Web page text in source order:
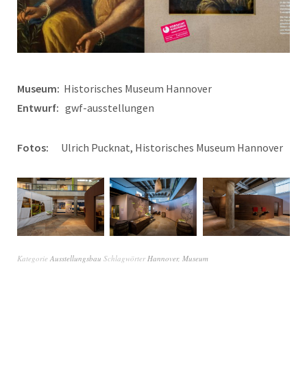
Museum: Historisches Museum Hannover
Entwurf: gwf-ausstellungen
Fotos: Ulrich Pucknat, Historisches Museum Hannover
Kategorie Ausstellungsbau Schlagwörter Hannover, Museum